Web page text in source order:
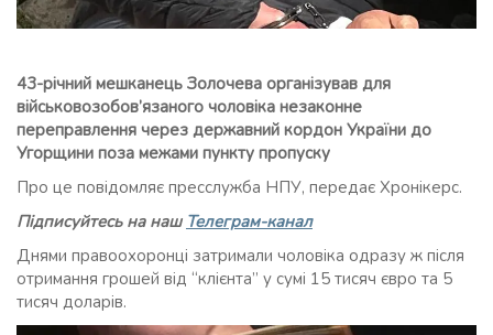
43-річний мешканець Золочева організував для
військовозобов’язаного чоловіка незаконне
переправлення через державний кордон України до
Угорщини поза межами пункту пропуску
Про це повідомляє пресслужба НПУ, передає Хронікерс.
Підписуйтесь на наш Телеграм-канал
Днями правоохоронці затримали чоловіка одразу ж після
отримання грошей від “клієнта” у сумі 15 тисяч євро та 5
тисяч доларів.